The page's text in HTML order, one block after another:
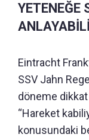
YETENEĞE
Eintracht
SSV Jahn
döneme
“Hareket
konusundaki